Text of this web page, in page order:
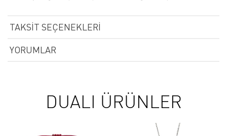
TAKSIT SEÇENEKLERI
YORUMLAR
DUALI ÜRÜNLER